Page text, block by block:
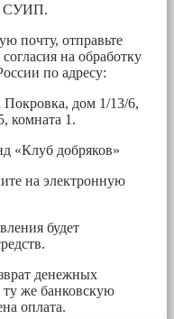
СУИП.
почту, отправьте
на обработку
по адресу:
дом 1/13/6,
комната 1.
«Клуб добряков»
на электронную
будет
денежных
ту же банковскую
оплата.